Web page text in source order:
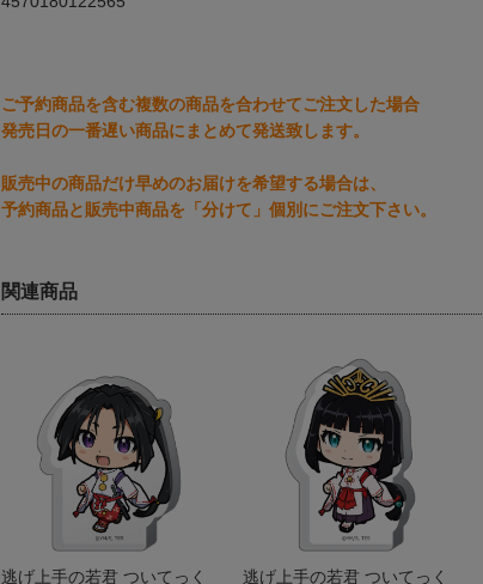
ご予約商品を含む複数の商品を合わせてご注文した場合
発売日の一番遅い商品にまとめて発送致します。
販売中の商品だけ早めのお届けを希望する場合は、
予約商品と販売中商品を「分けて」個別にご注文下さい。
関連商品
逃げ上手の若君 ついてっく
逃げ上手の若君 ついてっく